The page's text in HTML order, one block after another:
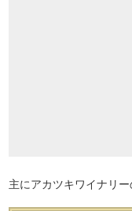
主にアカツキワイナリ